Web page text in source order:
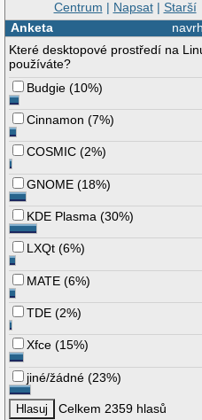
Centrum | Napsat| Starší
Anketa
Které desktopové prostředí na
používáte?
Budgie (10%)
Cinnamon (7%)
COSMIC (2%)
GNOME (18%)
KDE Plasma (30%)
LXQt (6%)
MATE (6%)
TDE (2%)
Xfce (15%)
jiné/žádné (23%)
Celkem 2359 hlasů